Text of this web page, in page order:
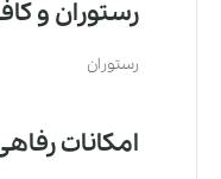
رستوران و
رستوران
امکانات